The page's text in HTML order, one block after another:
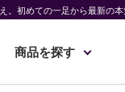
。初めての一足から最新の
商品を探す